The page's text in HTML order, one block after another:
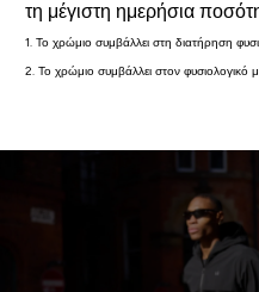
τη μέγιστη ημερήσια
1. Το χρώμιο συμβάλλει στη διατήρηση
2. Το χρώμιο συμβάλλει στον φυσιολογικό